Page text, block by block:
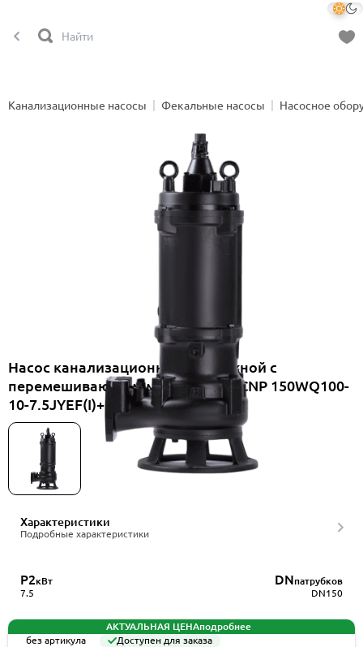
Канализационные насосы Фекальные насосы Насосное
Насос канализационный погружной с
перемешивающим механизмом CNP 150WQ100-
10-7.5JYEF(I)+ELB150WQ
Характеристики
Подробные характеристики
P2кВт
7.5
DNпатрубков
DN150
АКТУАЛЬНАЯ ЦЕНАподробнее
без артикула
Доступен для заказа